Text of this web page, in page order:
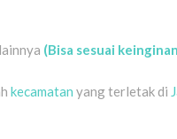
(Bisa sesuai
kecamatan yang terletak di